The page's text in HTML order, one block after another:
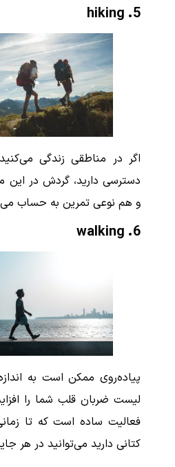
5.
hiking
اگر در مناطقی زندگی
دسترسی دارید، گردش در این
و هم نوعی تمرین به حساب
6.
walking
پیاده‌روی ممکن است به
لیست ضربان قلب شما را
فعالیت ساده است که تا
کتانی دارید می‌توانید در هر